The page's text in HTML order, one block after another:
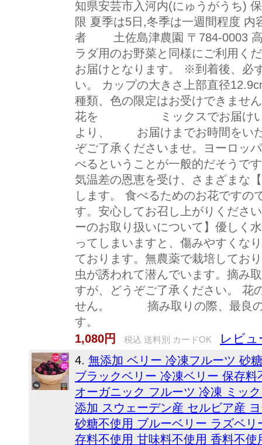
知県安芸市入河内(にゅうがうち)
限 夏季は5日,冬季は一週間程度
者 土佐島津農園 〒784-0003 高
ラダ用のお野菜と同様にご利用
お届けとなります。 ※到着後、必
い。 カップの大きさ上部直径
種類、色の限定はお受けでき
花を ミックスでお届けいた
より、 お届けまでお時間をい
ぞご了承くださいませ。ヨーロッ
べるということが一般的だそうで
気温差の恩恵を受け、さまざまな
します。 食べるためのお花ですの
す。安心してお召し上がりく
ーのお取り扱いについて】優しく
ってしまいますと、傷みやすくな
ております。無農薬で栽培してお
虫が誘われて潜んでいます。摘み
すが、どうぞご了承ください。 花
せん。 摘み取りの際、最良の
す。
1,080円
税込 送料別 カードOK レビュ
4. 無添加 ベリー 冷凍フルーツ 砂
ブラックベリー 冷凍ベリー 保存
オーガニック フルーツ 冷凍 ミッ
添加 スウェーデン産 セルビア産
砂糖不使用 ブルーベリー ラズベ
存料不使用 甘味料不使用 香料不使